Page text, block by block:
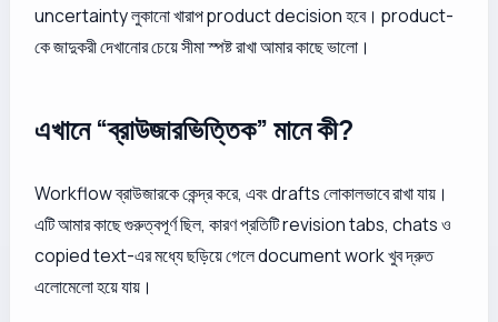
uncertainty লুকানো খারাপ product decision হবে। product-
কে জাদুকরী দেখানোর চেয়ে সীমা স্পষ্ট রাখা আমার কাছে ভালো।
এখানে “ব্রাউজারভিত্তিক” মানে কী?
Workflow ব্রাউজারকে কেন্দ্র করে, এবং drafts লোকালভাবে রাখা যায়।
এটি আমার কাছে গুরুত্বপূর্ণ ছিল, কারণ প্রতিটি revision tabs, chats ও
copied text-এর মধ্যে ছড়িয়ে গেলে document work খুব দ্রুত
এলোমেলো হয়ে যায়।